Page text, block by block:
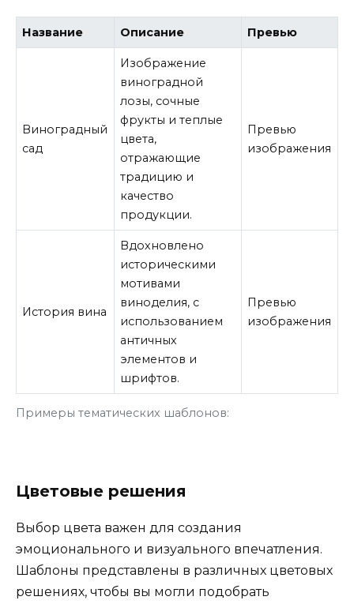
Примеры тематических шаблонов:
Название Описание Превью
Виноградный
сад
Изображение
виноградной
лозы, сочные
фрукты и теплые
цвета,
отражающие
традицию и
качество
продукции.
Превью
изображения
История вина
Вдохновлено
историческими
мотивами
виноделия, с
использованием
античных
элементов и
шрифтов.
Превью
изображения
Цветовые решения
Выбор цвета важен для создания
эмоционального и визуального впечатления.
Шаблоны представлены в различных цветовых
решениях, чтобы вы могли подобрать